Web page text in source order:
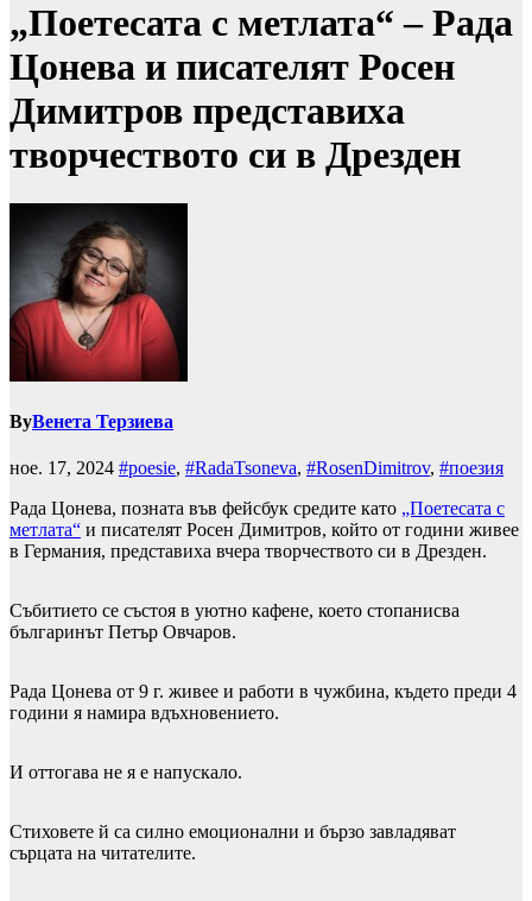
„Поетесата с метлата“ – Рада
Цонева и писателят Росен
Димитров представиха
творчеството си в Дрезден
ByВенета Терзиева
ное. 17, 2024 #poesie, #RadaTsoneva, #RosenDimitrov, #поезия
Рада Цонева, позната във фейсбук средите като „Поетесата с
метлата“ и писателят Росен Димитров, който от години живее
в Германия, представиха вчера творчеството си в Дрезден.
Събитието се състоя в уютно кафене, което стопанисва
българинът Петър Овчаров.
Рада Цонева от 9 г. живее и работи в чужбина, където преди 4
години я намира вдъхновението.
И оттогава не я е напускало.
Стиховете й са силно емоционални и бързо завладяват
сърцата на читателите.